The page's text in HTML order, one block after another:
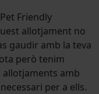
allotjament no
gaudir amb la teva
però tenim
allotjaments amb
per a ells.